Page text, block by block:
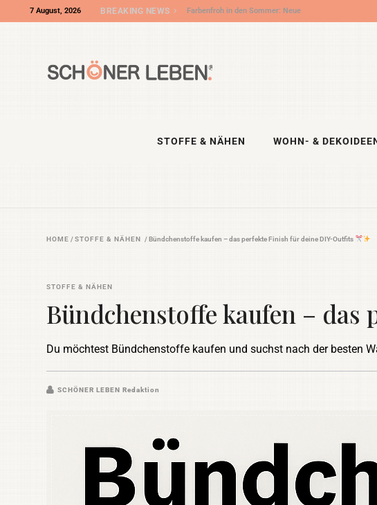
7 August, 2026 BREAKING NEWS Wir sind „Shop des Monats“ bei DIY
STOFFE & NÄHEN WOHN- & DEKOIDEEN
HOME /STOFFE & NÄHEN /Bündchenstoffe kaufen – das perfekte Finish für deine DIY-Outfits
STOFFE & NÄHEN
Bündchenstoffe kaufen –
Du möchtest Bündchenstoffe kaufen und suchst nach der besten
SCHÖNER LEBEN Redaktion